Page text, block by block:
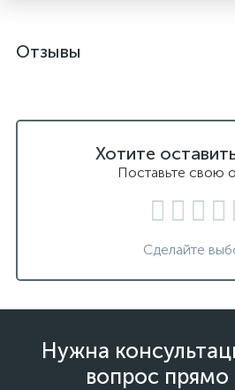
Отзывы
Хотите
Поставьте свою
Сделайте
Нужна
вопрос прямо